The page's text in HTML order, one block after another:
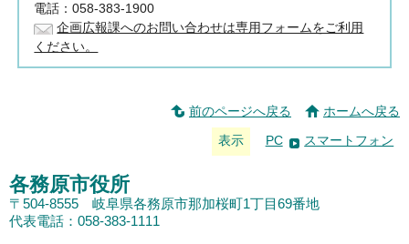
電話：058-383-1900
企画広報課へのお問い合わせは専用フォームをご利用
ください。
前のページへ戻る ホームへ戻る
表示 PC スマートフォン
各務原市役所
〒504-8555 岐阜県各務原市那加桜町1丁目69番地
代表電話：058-383-1111